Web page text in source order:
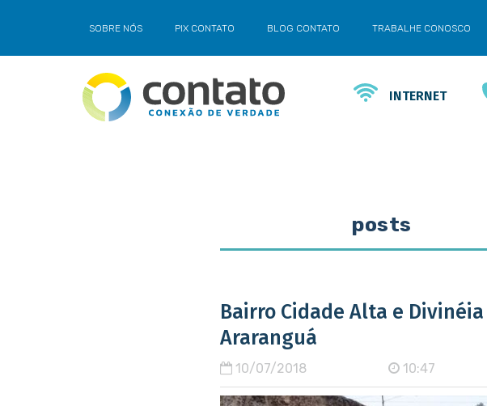
SOBRE NÓS PIX CONTATO BLOG CONTATO TRABALHE CONOSCO
INTERNET
posts
Bairro Cidade Alta e
Araranguá
10/07/2018 10:47